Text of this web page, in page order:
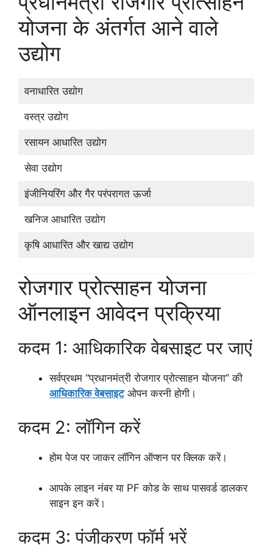
योजना के अंतर्गत आने वाले
उद्योग
वनाधारित उद्योग
वस्त्र उद्योग
रसायन आधारित उद्योग
सेवा उद्योग
इंजीनियरिंग और गैर परंपरागत ऊर्जा
खनिज आधारित उद्योग
कृषि आधारित और खाद्य उद्योग
रोजगार प्रोत्साहन योजना
ऑनलाइन आवेदन प्रक्रिया
कदम 1: आधिकारिक वेबसाइट पर जाएं
सर्वप्रथम “प्रधानमंत्री रोजगार प्रोत्साहन योजना” की
आधिकारिक वेबसाइटओपन करनी होगी।
कदम 2: लॉगिन करें
होम पेज पर जाकर लॉगिन ऑप्शन पर क्लिक करें।
आपके लाइन नंबर या PF कोड के साथ पासवर्ड डालकर
साइन इन करें।
कदम 3: पंजीकरण फॉर्म भरें